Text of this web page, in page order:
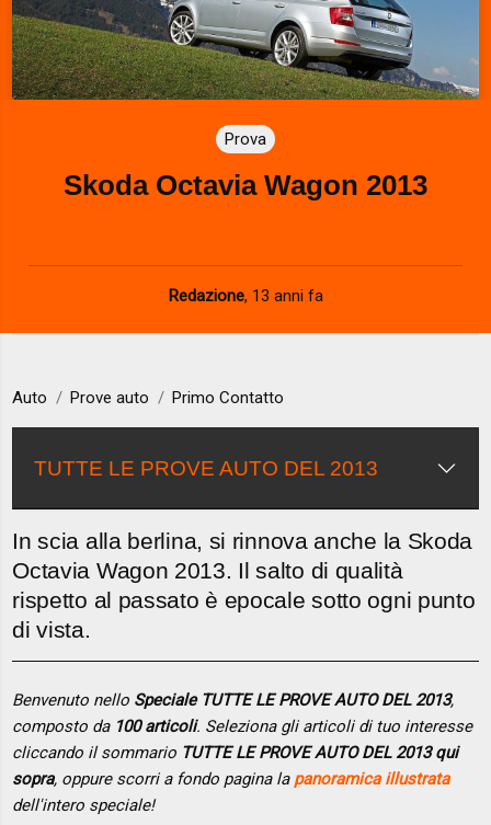
Prova
Skoda Octavia Wagon 2013
Redazione, 13 anni fa
Auto Prove auto Primo Contatto
TUTTE LE PROVE AUTO DEL 2013
In scia alla berlina, si rinnova anche la Skoda
Octavia Wagon 2013. Il salto di qualità
rispetto al passato è epocale sotto ogni punto
di vista.
Benvenuto nello Speciale TUTTE LE PROVE AUTO DEL 2013,
composto da 100 articoli. Seleziona gli articoli di tuo interesse
cliccando il sommario TUTTE LE PROVE AUTO DEL 2013 qui
sopra, oppure scorri a fondo pagina la panoramica illustrata
dell'intero speciale!